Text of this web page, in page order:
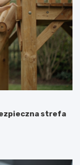
strefa